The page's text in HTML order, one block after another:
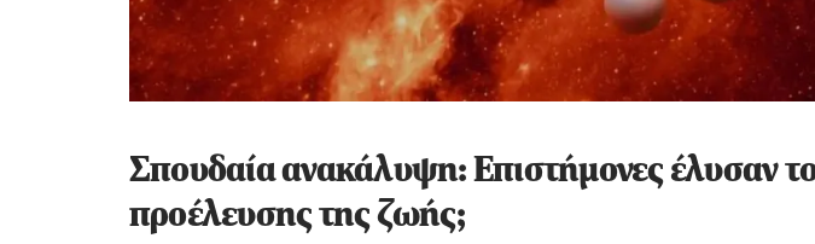
Σπουδαία ανακάλυψη: Επιστήμονες έλυσαν
προέλευσης της ζωής;